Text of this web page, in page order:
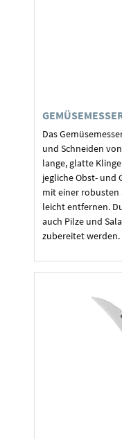
Das
und Schneiden
lange, glatte
jegliche Obst- und
mit einer robusten
leicht entfernen.
auch Pilze und
zubereitet werden.